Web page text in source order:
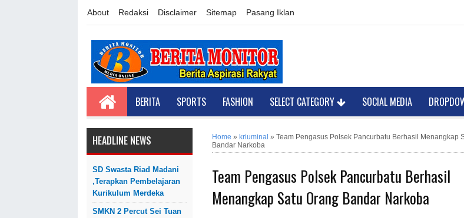
About Redaksi Disclaimer Sitemap Pasang Iklan
BERITA SPORTS FASHION SELECT CATEGORY SOCIAL MEDIA
HEADLINE NEWS
SD Swasta Riad Madani
,Terapkan Pembelajaran
Kurikulum Merdeka
SMKN 2 Percut Sei Tuan
Home » kriuminal » Team Pengasus Polsek Pancurbatu Berhasil Menangkap
Bandar Narkoba
Team Pengasus Polsek Pancurbatu Berhasil
Menangkap Satu Orang Bandar Narkoba